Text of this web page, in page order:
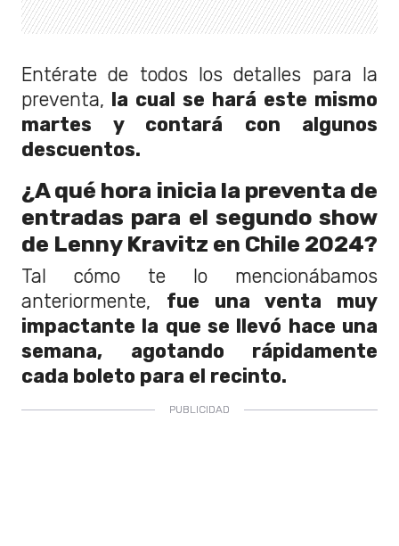
Entérate de todos los detalles para la
preventa, la cual se hará este mismo
martes y contará con algunos
descuentos.
¿A qué hora inicia la preventa de
entradas para el segundo show
de Lenny Kravitz en Chile 2024?
Tal cómo te lo mencionábamos
anteriormente, fue una venta muy
impactante la que se llevó hace una
semana, agotando rápidamente
cada boleto para el recinto.